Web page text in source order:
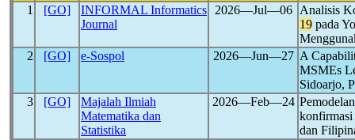
1
[GO]
INFORMAL Informatics
Journal
2026―Jul―06
Analisis
19 pada
2
[GO] e-Sospol 2026―Jun―27 A
MSMEs
Sidoarjo,
3
[GO]
Majalah Ilmiah
Matematika dan
Statistika
2026―Feb―24
konfirmasi
dan